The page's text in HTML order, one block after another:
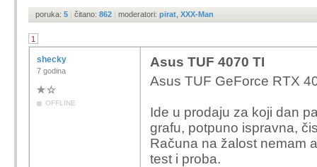
poruka: 5 | čitano: 862 | moderatori: pirat XXX-Man
1
shecky
7 godina
OFFLINE
Asus TUF 4070 TI
Asus TUF GeForce RTX
Ide u prodaju za koji dan
grafu, potpuno ispravna,
Računa na žalost nemam
test i proba.